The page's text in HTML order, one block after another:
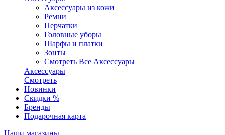
Аксессуары из кожи
Ремни
Перчатки
Головные уборы
Шарфы и платки
Зонты
Смотреть Все Аксессуары
Аксессуары
Смотреть
Новинки
Скидки %
Бренды
Подарочная карта
Наши магазины